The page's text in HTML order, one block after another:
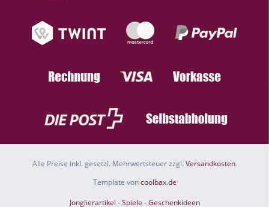
Alle Preise inkl. gesetzl. Mehrwertsteuer zzgl.Versandkosten.
Template voncoolbax.de
Jonglierartikel - Spiele - Geschenkideen